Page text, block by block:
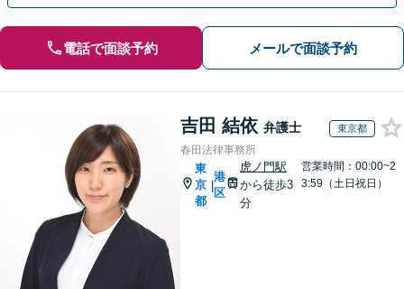
電話で面談予約 メールで面談予約
吉田 結依 弁護士 東京都
春田法律事務所
東
京
都
|
港
区
虎ノ門駅
から徒歩3
分
営業時間：00:00~2
3:59（土日祝日）